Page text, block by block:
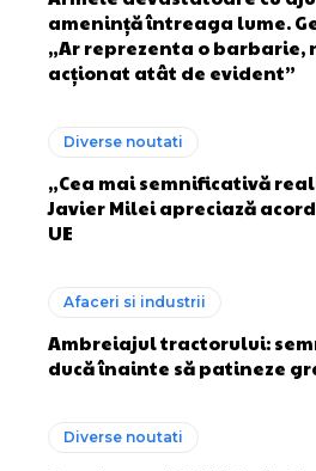
amenință întreaga lume.
„Ar reprezenta o barbarie,
acționat atât de evident”
Diverse noutati
„Cea mai semnificativă
Javier Milei apreciază
UE
Afaceri si industrii
Ambreiajul tractorului:
ducă înainte să patineze
Diverse noutati